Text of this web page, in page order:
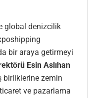
global denizcilik
bir araya getirmeyi
Esin Aslıhan
birliklerine zemin
ve pazarlama